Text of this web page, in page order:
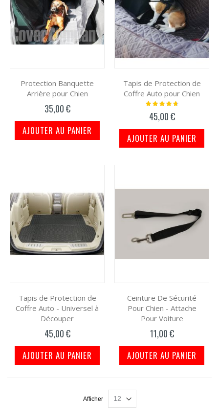
Protection Banquette
Arrière pour Chien
35,00 €
AJOUTER AU PANIER
Tapis de Protection de
Coffre Auto pour Chien
Notation:
45,00 €
AJOUTER AU PANIER
Tapis de Protection de
Coffre Auto - Universel à
Découper
45,00 €
AJOUTER AU PANIER
Ceinture De Sécurité
Pour Chien - Attache
Pour Voiture
11,00 €
AJOUTER AU PANIER
Afficher
par